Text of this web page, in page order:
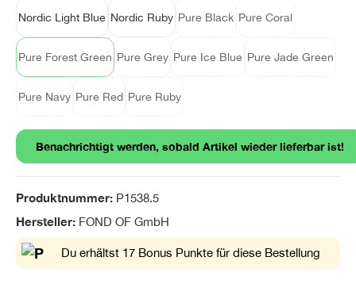
Nordic Light Blue Nordic Ruby Pure Black Pure Coral
Pure Forest Green
(Diese Option ist zurzeit nicht verfügbar.)
Pure Grey
(Diese Option ist zurzeit nicht verfügbar.)
Pure Ice Blue Pure Jade Green
Pure Navy
(Diese Option ist zurzeit nicht verfügbar.)
Pure Red
(Diese Option ist zurzeit nicht verfügbar.)
Pure Ruby
(Diese Option ist zurzeit nicht verfügbar.)
Benachrichtigt werden, sobald Artikel wieder lieferbar ist!
Produktnummer: P1538.5
Hersteller: FOND OF GmbH
Du erhältst 17 Bonus Punkte für diese Bestellung